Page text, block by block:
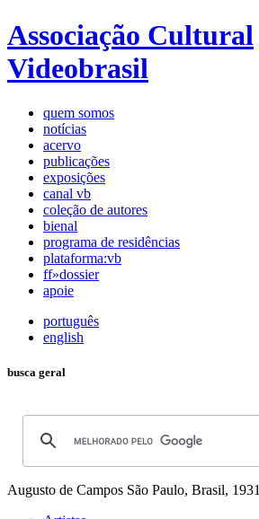
Associação Cultural
Videobrasil
quem somos
notícias
acervo
publicações
exposições
canal vb
coleção de autores
bienal
programa de residências
plataforma:vb
ff»dossier
apoie
português
english
busca geral
Augusto de Campos São Paulo, Brasil, 1931